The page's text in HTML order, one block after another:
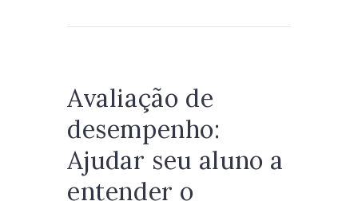
Avaliação de
desempenho:
Ajudar seu aluno a
entender o